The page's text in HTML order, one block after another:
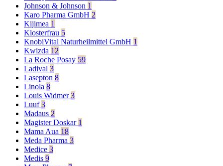
Johnson & Johnson 1
Karo Pharma GmbH 2
Kijimea 1
Klosterfrau 5
KnobiVital Naturheilmittel GmbH 1
Kwizda 12
La Roche Posay 59
Ladival 3
Lasepton 8
Linola 8
Louis Widmer3
Luuf3
Madaus 2
Magister Doskar 1
Mama Aua 18
Meda Pharma 3
Medice 3
Medis 9